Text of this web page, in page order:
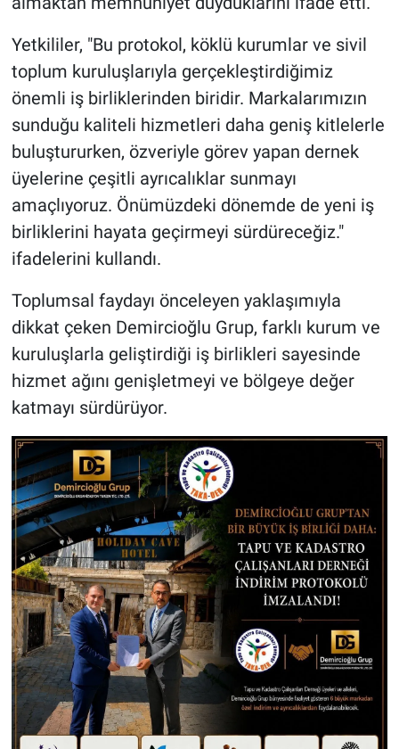
Yetkililer, "Bu protokol, köklü kurumlar ve sivil
toplum kuruluşlarıyla gerçekleştirdiğimiz
önemli iş birliklerinden biridir. Markalarımızın
sunduğu kaliteli hizmetleri daha geniş kitlelerle
buluştururken, özveriyle görev yapan dernek
üyelerine çeşitli ayrıcalıklar sunmayı
amaçlıyoruz. Önümüzdeki dönemde de yeni iş
birliklerini hayata geçirmeyi sürdüreceğiz."
ifadelerini kullandı.
Toplumsal faydayı önceleyen yaklaşımıyla
dikkat çeken Demircioğlu Grup, farklı kurum ve
kuruluşlarla geliştirdiği iş birlikleri sayesinde
hizmet ağını genişletmeyi ve bölgeye değer
katmayı sürdürüyor.